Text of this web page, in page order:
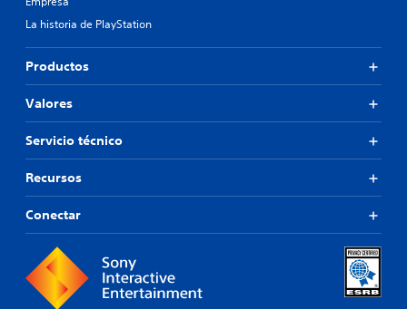
La historia de PlayStation
Productos
Valores
Servicio técnico
Recursos
Conectar